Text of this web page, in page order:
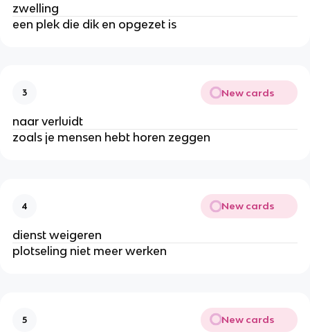
zwelling
een plek die dik en opgezet is
3 New cards
naar verluidt
zoals je mensen hebt horen zeggen
4 New cards
dienst weigeren
plotseling niet meer werken
5 New cards